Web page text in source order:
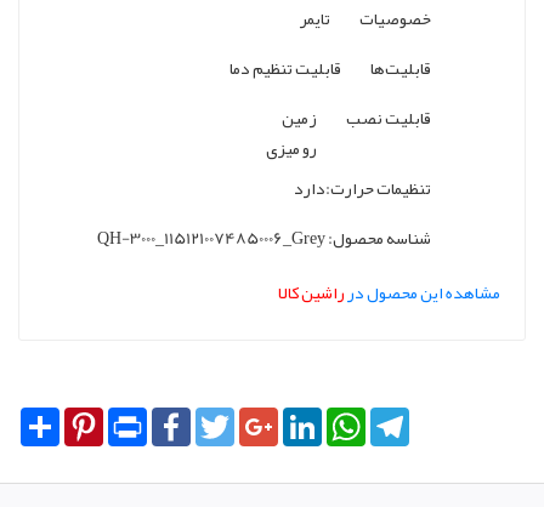
خصوصیات
تایمر
قابلیت‌ها
قابلیت تنظیم دما
قابلیت نصب
زمین
رو میزی
تنظیمات حرارت:دارد
شناسه محصول:QH-3000_1151210074850006_Grey
مشاهده این محصول درراشین کالا
Share PinterestPrint FacebookTwitterGoogle+LinkedInWhatsApp